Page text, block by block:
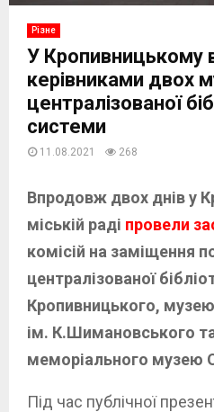
Різне
У Кропивницькому
керівниками двох
централізованої
системи
11.08.2021 268
Впродовж двох днів у
міській раді провели
комісій на заміщення
централізованої
Кропивницького,
ім. К.Шимановського
меморіального музею
Під час публічної